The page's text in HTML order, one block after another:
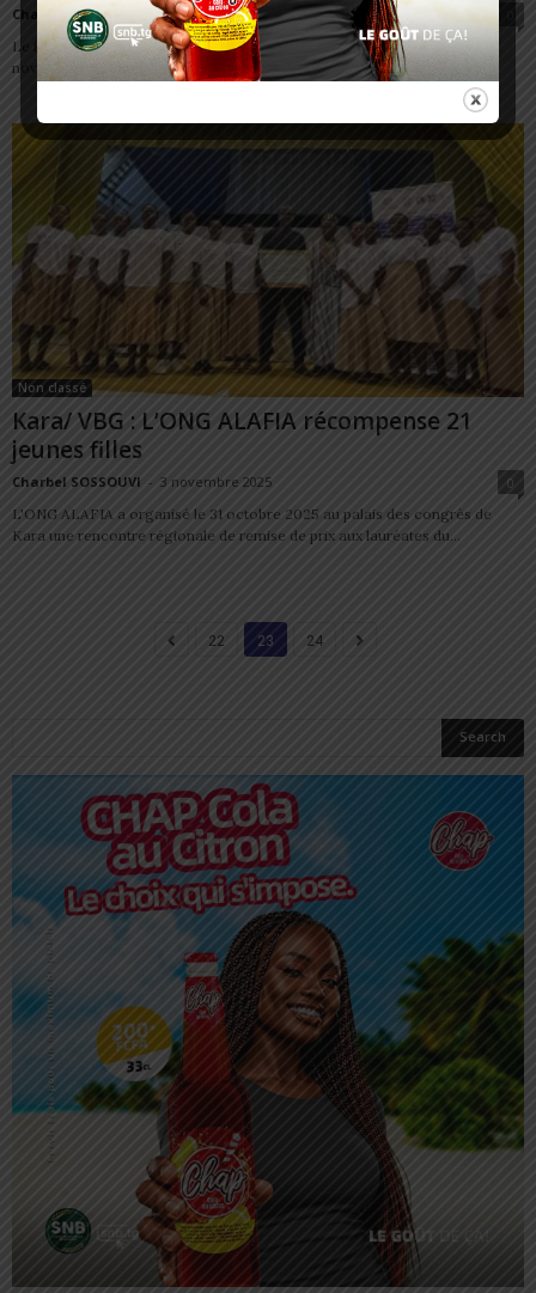
Charbel SOSSOUVI 4 novembre 2025
Le football togolais s’apprête à battre au rythme du souvenir. Ce jeudi 6
novembre à 15h00, le siège de la Fédération Togolaise de Football...
Non classé
Kara/ VBG : L’ONG ALAFIA récompense 21
jeunes filles
Charbel SOSSOUVI - 3 novembre 2025
0
L'ONG ALAFIA a organisé le 31 octobre 2025 au palais des congrès de
Kara une rencontre régionale de remise de prix aux lauréates du...
22 23 24